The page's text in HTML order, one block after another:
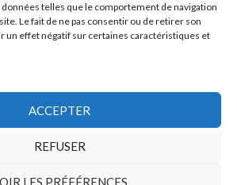
telles que le comportement de navigation
Le fait de ne pas consentir ou de retirer son
un effet négatif sur certaines caractéristiques et
ACCEPTER
REFUSER
LES PRÉFÉRENCES
2006-Août 2026